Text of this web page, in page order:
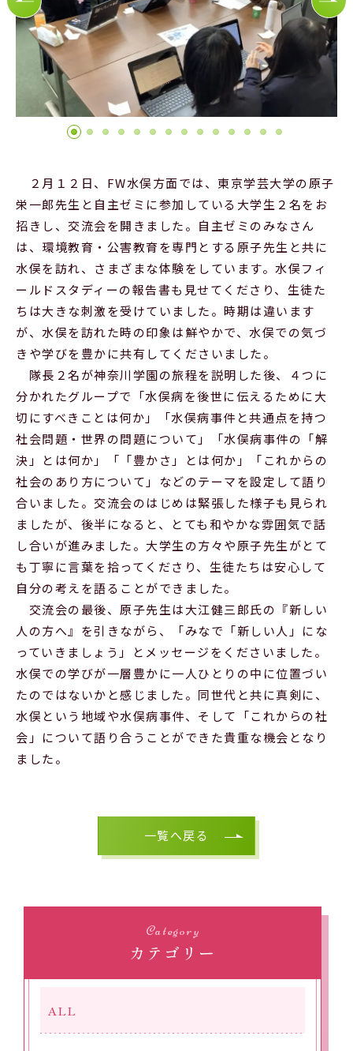
Official SNS
２月１２日、FW水俣方面では、東京学芸大学の原子
栄一郎先生と自主ゼミに参加している大学生２名をお
招きし、交流会を開きました。自主ゼミのみなさん
は、環境教育・公害教育を専門とする原子先生と共に
水俣を訪れ、さまざまな体験をしています。水俣フィ
ールドスタディーの報告書も見せてくださり、生徒た
ちは大きな刺激を受けていました。時期は違います
が、水俣を訪れた時の印象は鮮やかで、水俣での気づ
きや学びを豊かに共有してくださいました。
隊長２名が神奈川学園の旅程を説明した後、４つに
分かれたグループで「水俣病を後世に伝えるために大
切にすべきことは何か」「水俣病事件と共通点を持つ
社会問題・世界の問題について」「水俣病事件の「解
決」とは何か」「「豊かさ」とは何か」「これからの
社会のあり方について」などのテーマを設定して語り
合いました。交流会のはじめは緊張した様子も見られ
ましたが、後半になると、とても和やかな雰囲気で話
し合いが進みました。大学生の方々や原子先生がとて
も丁寧に言葉を拾ってくださり、生徒たちは安心して
自分の考えを語ることができました。
交流会の最後、原子先生は大江健三郎氏の『新しい
人の方へ』を引きながら、「みなで「新しい人」にな
っていきましょう」とメッセージをくださいました。
水俣での学びが一層豊かに一人ひとりの中に位置づい
たのではないかと感じました。同世代と共に真剣に、
水俣という地域や水俣病事件、そして「これからの社
会」について語り合うことができた貴重な機会となり
ました。
一覧へ戻る
Category
カテゴリー
ALL